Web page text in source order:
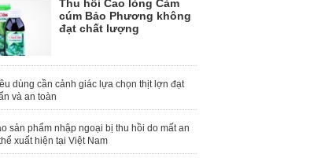
Thu hồi Cao lỏng Cảm
cúm Bảo Phương không
đạt chất lượng
dùng cần cảnh giác lựa chọn thịt lợn đạt
và an toàn
sản phẩm nhập ngoại bị thu hồi do mất an
xuất hiện tại Việt Nam